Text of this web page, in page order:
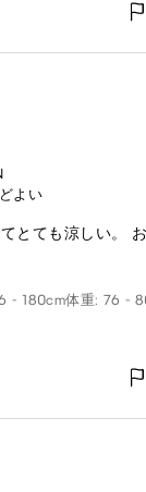
よい
とても涼しい。
- 180cm体重: 76 -